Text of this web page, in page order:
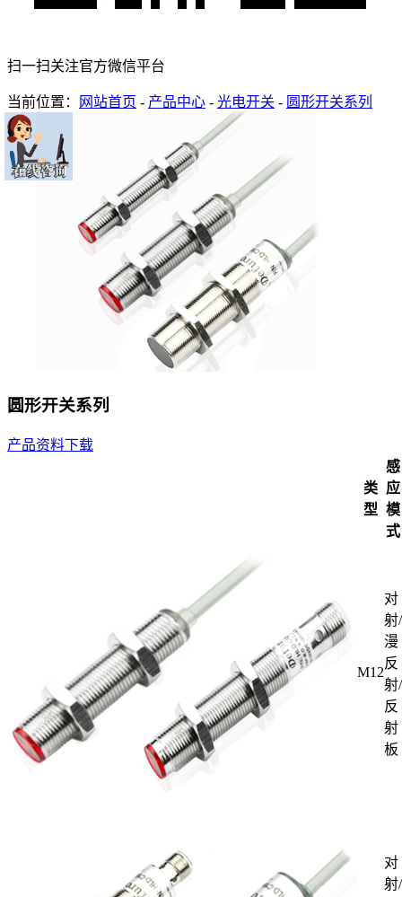
扫一扫关注官方微信平台
当前位置： 网站首页 - 产品中心 - 光电开关 - 圆形开关系列
圆形开关系列
产品资料下载
类
型
感
应
模
式
M12
对
射/
漫
反
射/
反
射
板
对
射/